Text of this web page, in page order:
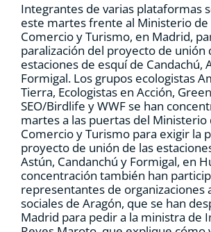
CARRITO
Integrantes de varias plataformas
este martes frente al Ministerio de
Comercio y Turismo, en Madrid,
paralización del proyecto de unión
estaciones de esquí de Candachú,
Formigal. Los grupos ecologistas
Tierra, Ecologistas en Acción,
SEO/Birdlife y WWF se han
martes a las puertas del Ministerio
Comercio y Turismo para exigir la
proyecto de unión de las
Astún, Candanchú y Formigal, en
concentración también han
representantes de organizaciones
sociales de Aragón, que se han
Madrid para pedir a la ministra de